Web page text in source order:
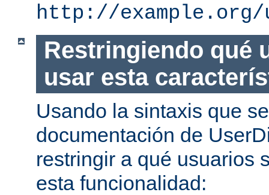
http://example.org/
Restringiendo qué
usar esta
Usando la sintaxis que
documentación de
restringir a qué usuarios
esta funcionalidad: